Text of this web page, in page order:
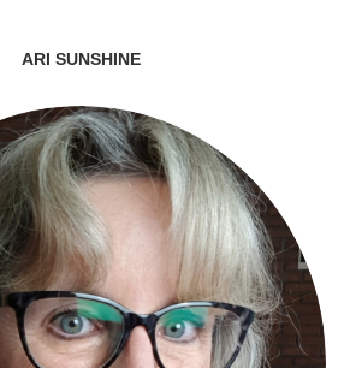
ARI SUNSHINE